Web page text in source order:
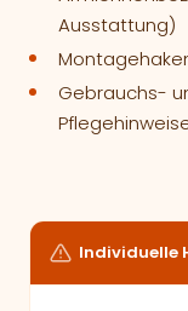
Ausstattung)
Gebrauchs-
Individuelle